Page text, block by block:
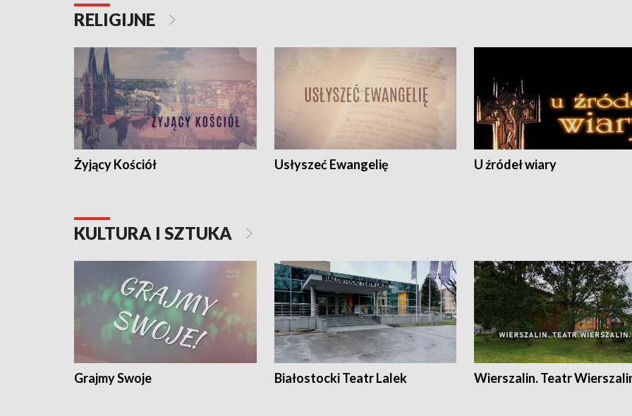
RELIGIJNE
Żyjący Kościół Usłyszeć Ewangelię U źródeł wiary
KULTURA I SZTUKA
Grajmy Swoje Białostocki Teatr Lalek Wierszalin. Teatr